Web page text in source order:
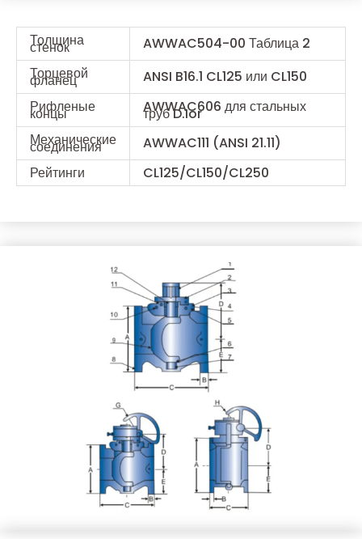
Толщина
стенок
AWWAC504-00 Таблица 2
Торцевой
фланец
ANSI B16.1 CL125 или CL150
Рифленые
концы AWWAC606 для стальных
труб D.Ior
Механические
соединения
AWWAC111 (ANSI 21.11)
Рейтинги
CL125/CL150/CL250